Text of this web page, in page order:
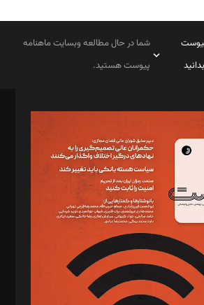
شما در حال مطالعه وبسایت ماهنامه
پیوست هستید.
رجبی
ایپکچی
نقاش
آرش برهمند، یسنا امان‌پور، سروش کرمیان،
رجبی، زهرا فکرانه، فائزه فتحی